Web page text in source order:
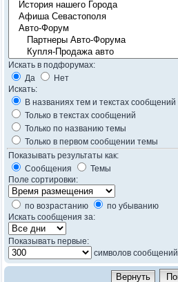
Искать в подфорумах:
Да
Нет
Искать:
В названиях тем и текстах сообщений
Только в текстах сообщений
Только по названию темы
Только в первом сообщении темы
Показывать результаты как:
Сообщения
Темы
Поле сортировки:
по возрастанию
по убыванию
Искать сообщения за:
Показывать первые:
символов сообщений